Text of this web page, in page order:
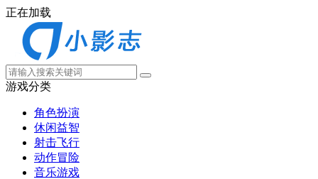
正在加载
游戏分类
角色扮演
休闲益智
射击飞行
动作冒险
音乐游戏